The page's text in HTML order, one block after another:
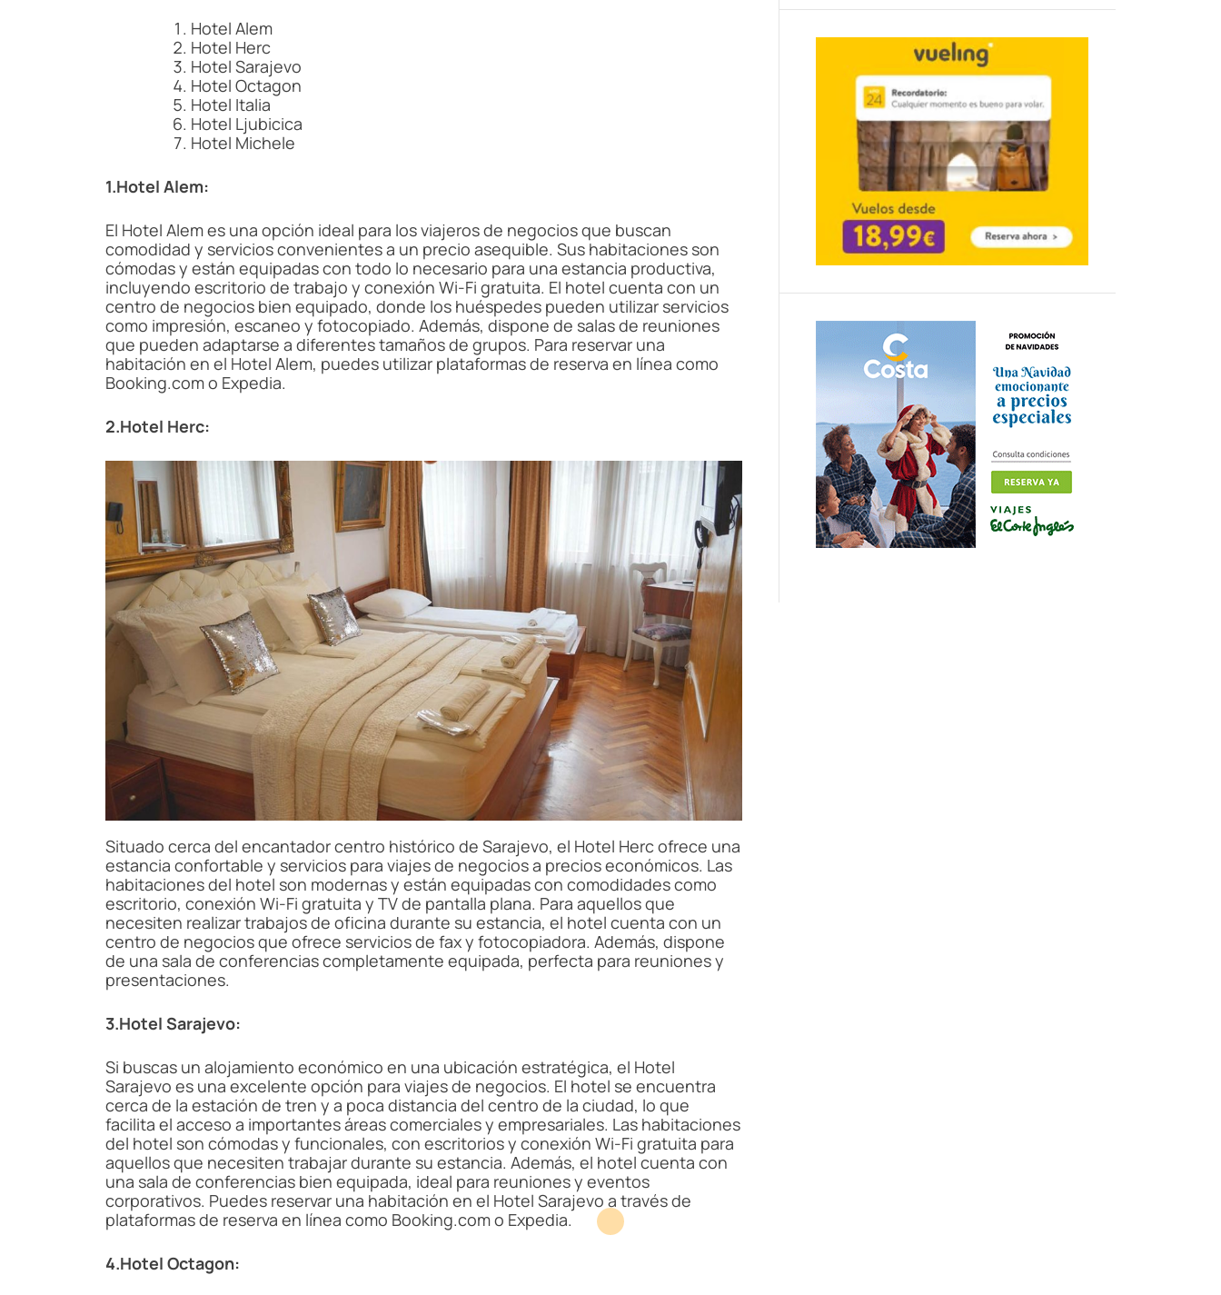
Hotel Alem
Hotel Herc
Hotel Sarajevo
Hotel Octagon
Hotel Italia
Hotel Ljubicica
Hotel Michele
1.Hotel Alem:
El Hotel Alem es una opción ideal para los viajeros de negocios que buscan
comodidad y servicios convenientes a un precio asequible. Sus habitaciones son
cómodas y están equipadas con todo lo necesario para una estancia productiva,
incluyendo escritorio de trabajo y conexión Wi-Fi gratuita. El hotel cuenta con un
centro de negocios bien equipado, donde los huéspedes pueden utilizar servicios
como impresión, escaneo y fotocopiado. Además, dispone de salas de reuniones
que pueden adaptarse a diferentes tamaños de grupos. Para reservar una
habitación en el Hotel Alem, puedes utilizar plataformas de reserva en línea como
Booking.com o Expedia.
2.Hotel Herc:
Situado cerca del encantador centro histórico de Sarajevo, el Hotel Herc ofrece una
estancia confortable y servicios para viajes de negocios a precios económicos. Las
habitaciones del hotel son modernas y están equipadas con comodidades como
escritorio, conexión Wi-Fi gratuita y TV de pantalla plana. Para aquellos que
necesiten realizar trabajos de oficina durante su estancia, el hotel cuenta con un
centro de negocios que ofrece servicios de fax y fotocopiadora. Además, dispone
de una sala de conferencias completamente equipada, perfecta para reuniones y
presentaciones.
3.Hotel Sarajevo:
Si buscas un alojamiento económico en una ubicación estratégica, el Hotel
Sarajevo es una excelente opción para viajes de negocios. El hotel se encuentra
cerca de la estación de tren y a poca distancia del centro de la ciudad, lo que
facilita el acceso a importantes áreas comerciales y empresariales. Las habitaciones
del hotel son cómodas y funcionales, con escritorios y conexión Wi-Fi gratuita para
aquellos que necesiten trabajar durante su estancia. Además, el hotel cuenta con
una sala de conferencias bien equipada, ideal para reuniones y eventos
corporativos. Puedes reservar una habitación en el Hotel Sarajevo a través de
plataformas de reserva en línea como Booking.com o Expedia.
4.Hotel Octagon: